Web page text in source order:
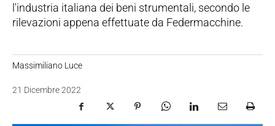
l'industria italiana dei beni strumentali, secondo le
rilevazioni appena effettuate da Federmacchine.
Massimiliano Luce
21 Dicembre 2022